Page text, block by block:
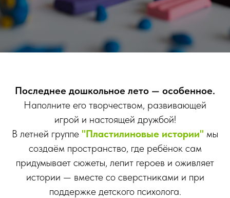
Последнее дошкольное лето — особенное.
Наполните его творчеством, развивающей
игрой и настоящей дружбой!
В летней группе "Пластилиновые истории" мы
создаём пространство, где ребёнок сам
придумывает сюжеты, лепит героев и оживляет
истории — вместе со сверстниками и при
поддержке детского психолога.